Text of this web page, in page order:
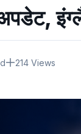
214 Views